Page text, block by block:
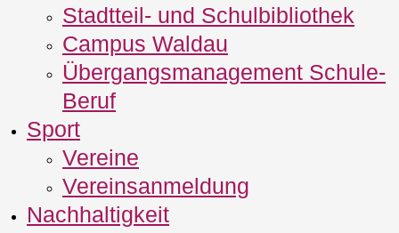
Stadtteil- und Schulbibliothek
Campus Waldau
Übergangsmanagement Schule‐
Beruf
Sport
Vereine
Vereinsanmeldung
Nachhaltigkeit